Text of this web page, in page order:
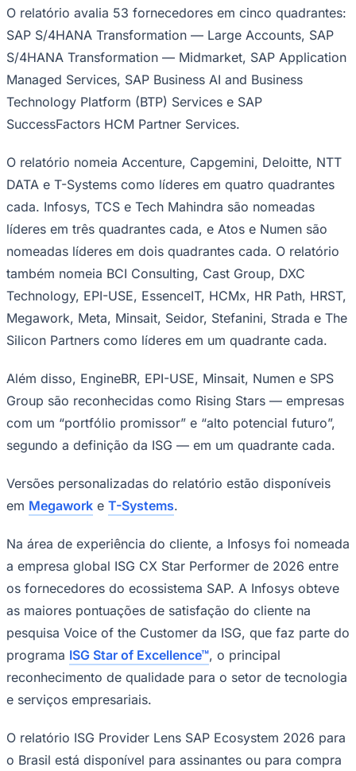
São Paulo
Santos
O relatório avalia 53 fornecedores em cinco quadrantes:
SAP S/4HANA Transformation — Large Accounts, SAP
S/4HANA Transformation — Midmarket, SAP Application
Managed Services, SAP Business AI and Business
Technology Platform (BTP) Services e SAP
SuccessFactors HCM Partner Services.
O relatório nomeia Accenture, Capgemini, Deloitte, NTT
DATA e T-Systems como líderes em quatro quadrantes
cada. Infosys, TCS e Tech Mahindra são nomeadas
líderes em três quadrantes cada, e Atos e Numen são
nomeadas líderes em dois quadrantes cada. O relatório
também nomeia BCI Consulting, Cast Group, DXC
Technology, EPI-USE, EssenceIT, HCMx, HR Path, HRST,
Megawork, Meta, Minsait, Seidor, Stefanini, Strada e The
Silicon Partners como líderes em um quadrante cada.
Além disso, EngineBR, EPI-USE, Minsait, Numen e SPS
Group são reconhecidas como Rising Stars — empresas
com um “portfólio promissor” e “alto potencial futuro”,
segundo a definição da ISG — em um quadrante cada.
Versões personalizadas do relatório estão disponíveis
em Megawork e T-Systems.
Na área de experiência do cliente, a Infosys foi nomeada
a empresa global ISG CX Star Performer de 2026 entre
os fornecedores do ecossistema SAP. A Infosys obteve
as maiores pontuações de satisfação do cliente na
pesquisa Voice of the Customer da ISG, que faz parte do
programa ISG Star of Excellence™, o principal
reconhecimento de qualidade para o setor de tecnologia
e serviços empresariais.
O relatório ISG Provider Lens SAP Ecosystem 2026 para
o Brasil está disponível para assinantes ou para compra